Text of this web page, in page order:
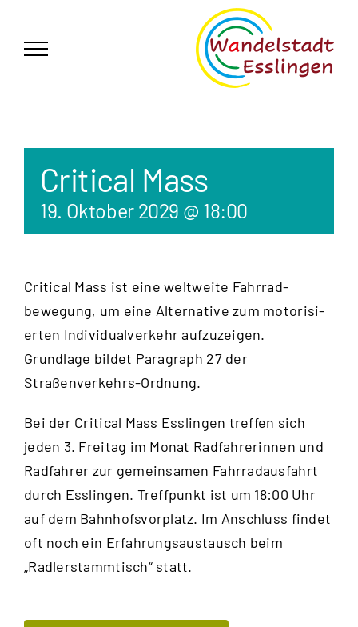
springen
Critical Mass
19. Oktober 2029 @ 18:00
Critical Mass ist eine weltweite Fahrrad­
bewegung, um eine Alternative zum motorisi­
erten Individual­verkehr aufzu­zeigen.
Grundlage bildet Paragraph 27 der
Straßenverkehrs-Ordnung.
Bei der Critical Mass Esslingen treffen sich
jeden 3. Freitag im Monat Radfahrerinnen und
Radfahrer zur gemeinsamen Fahrrad­ausfahrt
durch Esslingen. Treffpunkt ist um 18:00 Uhr
auf dem Bahnhofsvorplatz. Im Anschluss findet
oft noch ein Erfahrungsaustausch beim
„Radlerstammtisch“ statt.